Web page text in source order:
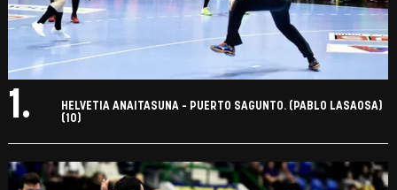
1.
HELVETIA ANAITASUNA - PUERTO SAGUNTO. (PABLO LASAOSA)
(10)